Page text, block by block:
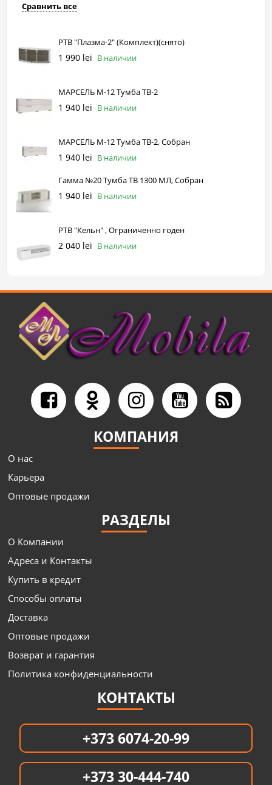
Сравнить все
РТВ "Плазма-2" (Комплект)(снято)
1 990 lei В наличии
МАРСЕЛЬ М-12 Тумба ТВ-2
1 940 lei В наличии
МАРСЕЛЬ М-12 Тумба ТВ-2, Собран
1 940 lei В наличии
Гамма №20 Тумба ТВ 1300 МЛ, Собран
1 940 lei В наличии
РТВ "Кельн" , Ограниченно годен
2 040 lei В наличии
КОМПАНИЯ
О нас
Карьера
Оптовые продажи
РАЗДЕЛЫ
О Компании
Адреса и Контакты
Купить в кредит
Способы оплаты
Доставка
Оптовые продажи
Возврат и гарантия
Политика конфиденциальности
КОНТАКТЫ
+373 6074-20-99
+373 30-444-740